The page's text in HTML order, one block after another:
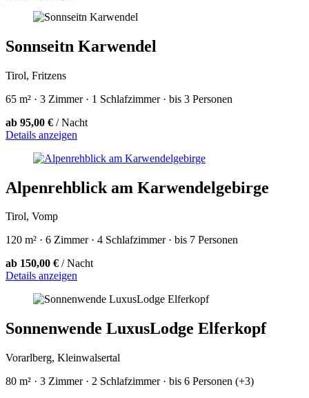
Sonnseitn Karwendel
Tirol, Fritzens
65 m² · 3 Zimmer · 1 Schlafzimmer · bis 3 Personen
ab 95,00 € / Nacht
Details anzeigen
Alpenrehblick am Karwendelgebirge
Tirol, Vomp
120 m² · 6 Zimmer · 4 Schlafzimmer · bis 7 Personen
ab 150,00 € / Nacht
Details anzeigen
Sonnenwende LuxusLodge Elferkopf
Vorarlberg, Kleinwalsertal
80 m² · 3 Zimmer · 2 Schlafzimmer · bis 6 Personen (+3)